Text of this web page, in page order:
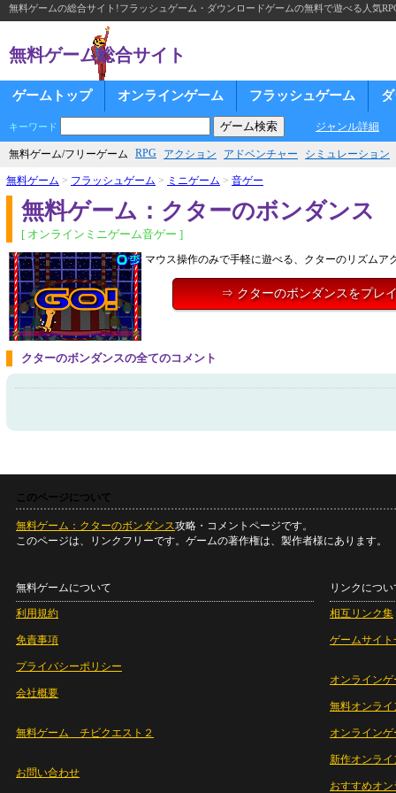
無料ゲームの総合サイト!フラッシュゲーム・ダウンロードゲームの無料で遊べる人気
無料ゲーム総合サイト
ゲームトップ オンラインゲーム フラッシュゲーム
キーワード ジャンル詳細
無料ゲーム/フリーゲーム RPG アクション アドベンチャー シミュレーション
無料ゲーム > フラッシュゲーム > ミニゲーム > 音ゲー
無料ゲーム：クターのボンダンス
[ オンラインミニゲーム音ゲー ]
マウス操作のみで手軽に遊べる、クターのリズムア
⇒ クターのボンダンスをプレ
クターのボンダンスの全てのコメント
このページについて
無料ゲーム：クターのボンダンス攻略・コメントページです。
このページは、リンクフリーです。ゲームの著作権は、製作者様にあります。
無料ゲームについて
利用規約
免責事項
プライバシーポリシー
会社概要
無料ゲーム チビクエスト２
お問い合わせ
リンクについ
相互リンク集
ゲームサイト
オンラインゲ
無料オンライ
オンライン
新作オンライ
おすすめオ